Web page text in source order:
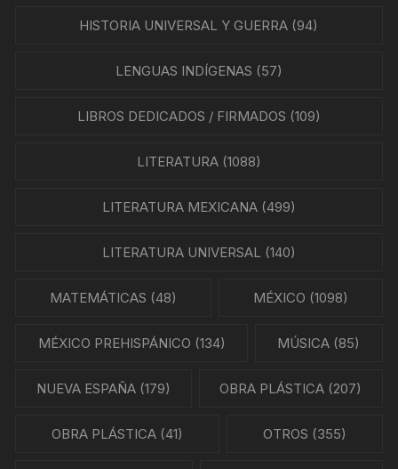
HISTORIA UNIVERSAL Y GUERRA (94)
LENGUAS INDÍGENAS (57)
LIBROS DEDICADOS / FIRMADOS (109)
LITERATURA(1088)
LITERATURA MEXICANA(499)
LITERATURA UNIVERSAL (140)
MATEMÁTICAS (48) MÉXICO (1098)
MÉXICO PREHISPÁNICO (134) MÚSICA (85)
NUEVA ESPAÑA(179) OBRA PLÁSTICA (207)
OBRA PLÁSTICA (41) OTROS (355)